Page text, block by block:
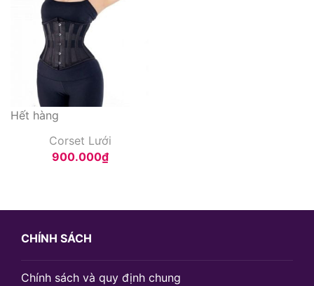
Hết hàng
Corset Lưới
900.000₫
CHÍNH SÁCH
Chính sách và quy định chung